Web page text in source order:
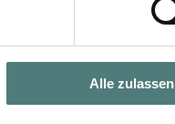
Alle zulassen